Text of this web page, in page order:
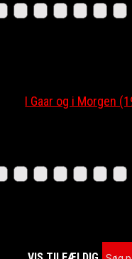
I Gaar og i Morgen (1945)